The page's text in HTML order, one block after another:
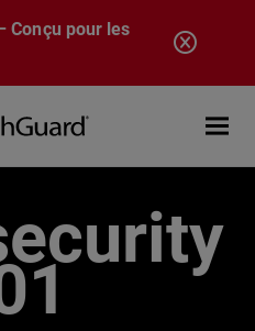
Conçu pour les
Open